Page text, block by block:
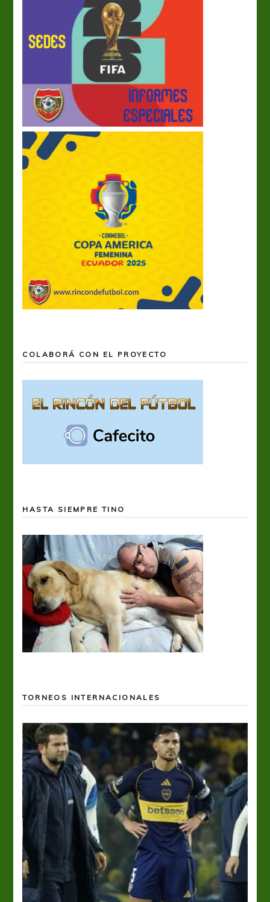
COLABORÁ CON EL PROYECTO
HASTA SIEMPRE TINO
TORNEOS INTERNACIONALES